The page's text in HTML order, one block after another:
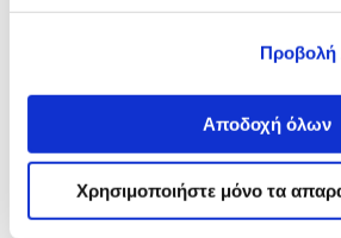
Προβολή
Αποδοχή όλων
Χρησιμοποιήστε μόνο τα
παρουσίαση
προϊόντος
Αξιολογήσεις